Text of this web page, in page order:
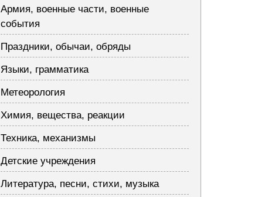
Армия, военные части, военные
события
Праздники, обычаи, обряды
Языки, грамматика
Метеорология
Химия, вещества, реакции
Техника, механизмы
Детские учреждения
Литература, песни, стихи, музыка